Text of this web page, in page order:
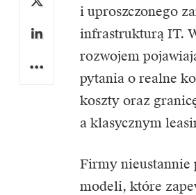
i uproszczonego
infrastrukturą IT.
rozwojem
pytania o realne
koszty oraz
a klasycznym
Firmy nieustannie
modeli, które